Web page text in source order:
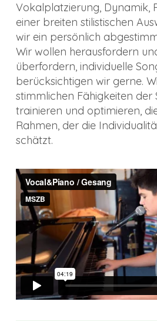
Vokalplatzierung, Dynamik,
einer breiten stilistischen
wir ein persönlich
Wir wollen herausfordern
überfordern, individuelle
berücksichtigen wir gerne.
stimmlichen Fähigkeiten der
trainieren und optimieren,
Rahmen, der die
schätzt.